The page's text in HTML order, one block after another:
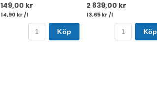
149,00 kr
14,90 kr /l
Köp
2 839,00 kr
13,65 kr /l
Köp